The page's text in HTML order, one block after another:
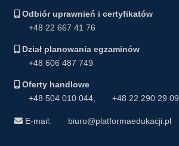
Odbiór uprawnień i certyfikatów
+48 22 667 41 76
Dział planowania egzaminów
+48 606 487 749
Oferty handlowe
+48 504 010 044, +48 22 290 29 09
E-mail: biuro@platformaedukacji.pl